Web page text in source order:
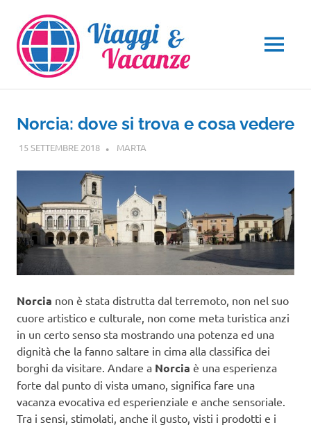
contenuto
MENU
Norcia: dove si trova e cosa vedere
15 SETTEMBRE 2018 MARTA
Norcia non è stata distrutta dal terremoto, non nel suo
cuore artistico e culturale, non come meta turistica anzi
in un certo senso sta mostrando una potenza ed una
dignità che la fanno saltare in cima alla classifica dei
borghi da visitare. Andare a Norcia è una esperienza
forte dal punto di vista umano, significa fare una
vacanza evocativa ed esperienziale e anche sensoriale.
Tra i sensi, stimolati, anche il gusto, visti i prodotti e i